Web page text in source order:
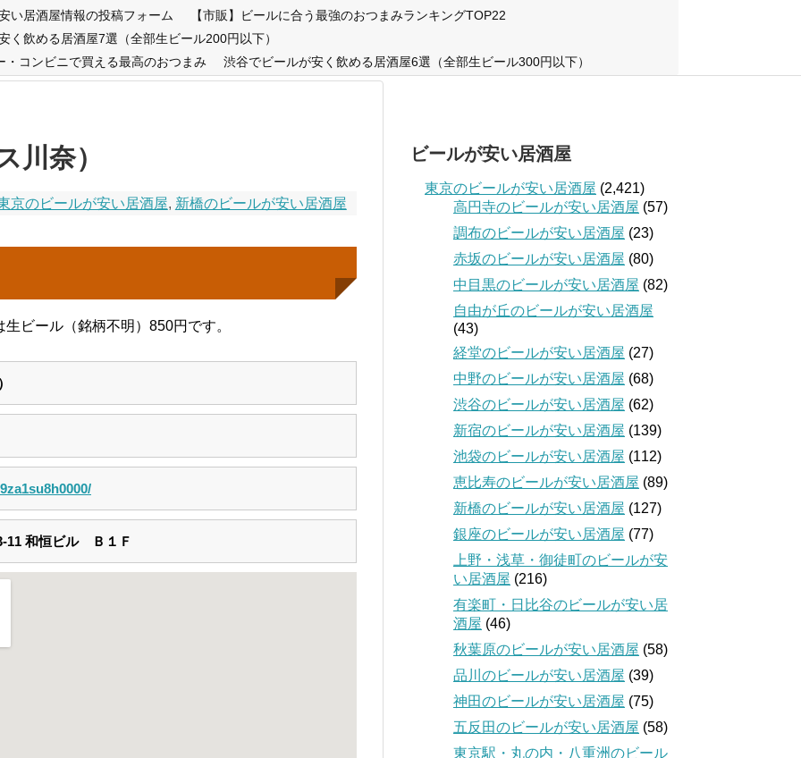
い居酒屋情報の投稿フォーム
【市販】ビールに合う最強のおつまみランキングTOP22
く飲める居酒屋7選（全部生ビール200円以下）
コンビニで買える最高のおつまみ
渋谷でビールが安く飲める居酒屋6選（全部生ビール300円以下）
川奈）
京のビールが安い居酒屋, 新橋のビールが安い居酒屋
ビール（銘柄不明）850円です。
11 和恒ビル Ｂ１Ｆ
ビールが安い居酒屋
東京のビールが安い居酒屋 (2,421)
高円寺のビールが安い居酒屋 (57)
調布のビールが安い居酒屋 (23)
赤坂のビールが安い居酒屋 (80)
中目黒のビールが安い居酒屋 (82)
自由が丘のビールが安い居酒屋
(43)
経堂のビールが安い居酒屋 (27)
中野のビールが安い居酒屋 (68)
渋谷のビールが安い居酒屋 (62)
新宿のビールが安い居酒屋 (139)
池袋のビールが安い居酒屋 (112)
恵比寿のビールが安い居酒屋 (89)
新橋のビールが安い居酒屋 (127)
銀座のビールが安い居酒屋 (77)
上野・浅草・御徒町のビールが安
い居酒屋 (216)
有楽町・日比谷のビールが安い居
酒屋 (46)
秋葉原のビールが安い居酒屋 (58)
品川のビールが安い居酒屋 (39)
神田のビールが安い居酒屋 (75)
五反田のビールが安い居酒屋 (58)
東京駅・丸の内・八重洲のビール